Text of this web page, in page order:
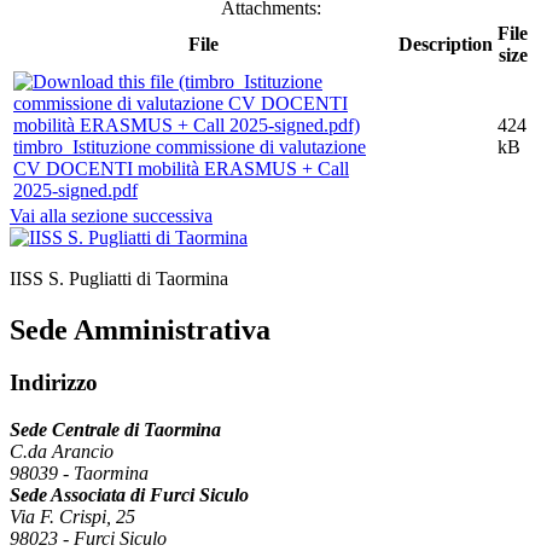
Attachments:
File
Description
File
size
timbro_Istituzione commissione di valutazione
CV DOCENTI mobilità ERASMUS + Call
2025-signed.pdf
424
kB
Vai alla sezione successiva
IISS S. Pugliatti di Taormina
Sede Amministrativa
Indirizzo
Sede Centrale di Taormina
C.da Arancio
98039 - Taormina
Sede Associata di Furci Siculo
Via F. Crispi, 25
98023 - Furci Siculo